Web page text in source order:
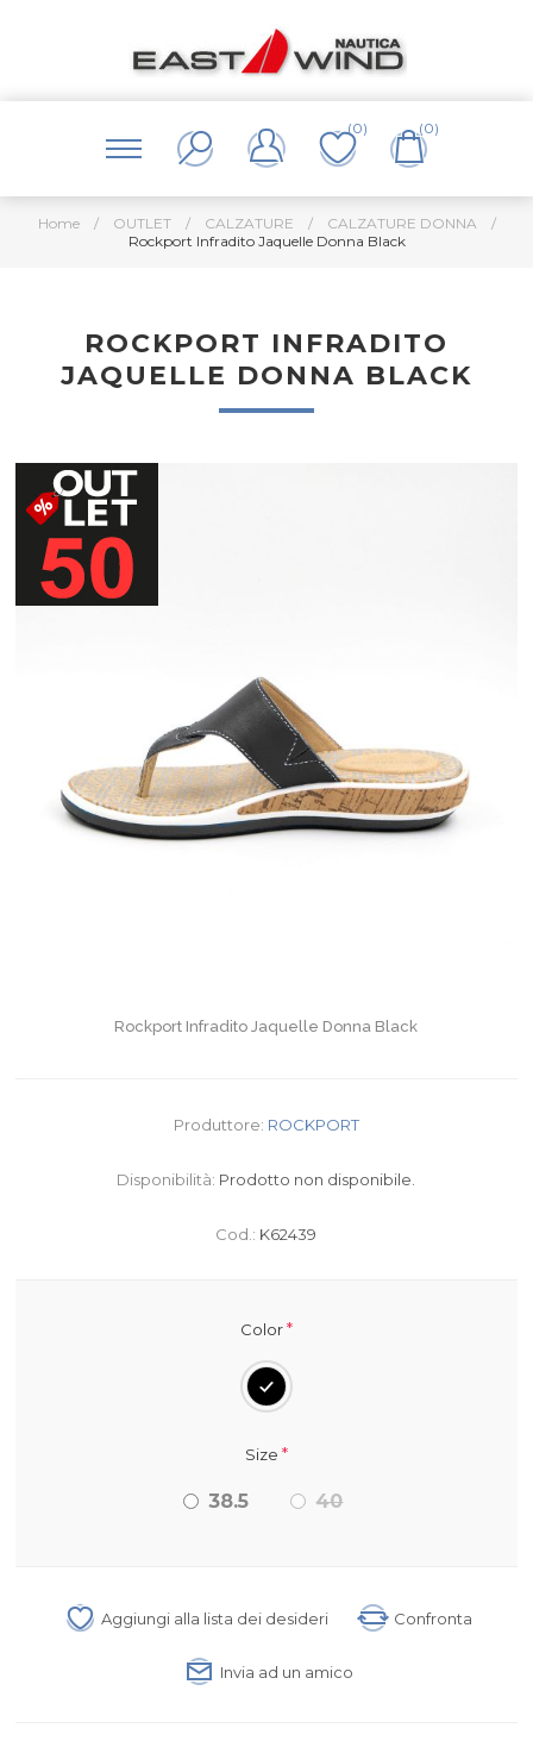
(0) (0)
Home / OUTLET / CALZATURE / CALZATURE DONNA
/
Rockport Infradito Jaquelle Donna Black
ROCKPORT INFRADITO
JAQUELLE DONNA BLACK
Rockport Infradito Jaquelle Donna Black
Produttore: ROCKPORT
Disponibilità: Prodotto non disponibile.
Cod.: K62439
Color*
Size *
38.5 40
Aggiungi alla lista dei desideri Confronta
Invia ad un amico